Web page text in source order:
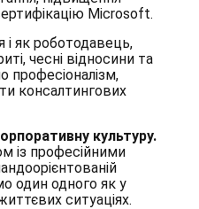
Microsoft.
і як роботодавець,
чесні відносини та
професіоналізм,
консалтингових
культуру.
із професійними
один одного як у
ситуаціях.